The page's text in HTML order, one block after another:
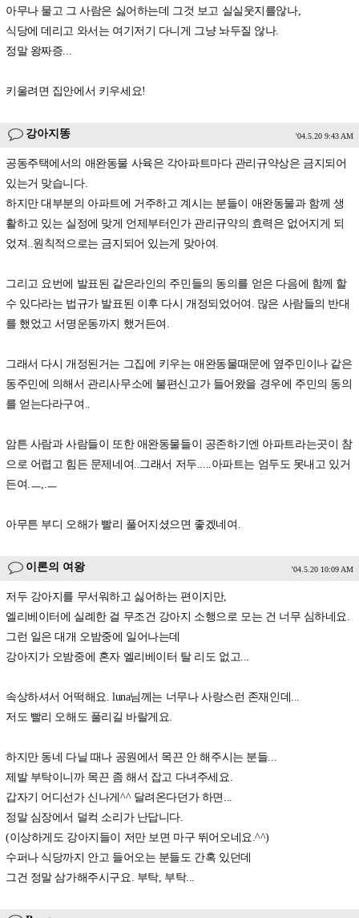
아무나 물고 그 사람은 싫어하는데 그것 보고 실실웃지를않나,
식당에 데리고 와서는 여기저기 다니게 그냥 놔두질 않나.
정말 왕짜증...
키울려면 집안에서 키우세요!
강아지똥 '04.5.20 9:43 AM
공동주택에서의 애완동물 사육은 각아파트마다 관리규약상은 금지되어
있는거 맞습니다.
하지만 대부분의 아파트에 거주하고 계시는 분들이 애완동물과 함께 생
활하고 있는 실정에 맞게 언제부터인가 관리규약의 효력은 없어지게 되
었져..원칙적으로는 금지되어 있는게 맞아여.
그리고 요번에 발표된 같은라인의 주민들의 동의를 얻은 다음에 함께 할
수 있다라는 법규가 발표된 이후 다시 개정되었어여. 많은 사람들의 반대
를 했었고 서명운동까지 했거든여.
그래서 다시 개정된거는 그집에 키우는 애완동물때문에 옆주민이나 같은
동주민에 의해서 관리사무소에 불편신고가 들어왔을 경우에 주민의 동의
를 얻는다라구여..
암튼 사람과 사람들이 또한 애완동물들이 공존하기엔 아파트라는곳이 참
으로 어렵고 힘든 문제네여..그래서 저두.....아파트는 엄두도 못내고 있거
든여.ㅡ,.ㅡ
아무튼 부디 오해가 빨리 풀어지셨으면 좋겠네여.
이론의 여왕 '04.5.20 10:09 AM
저두 강아지를 무서워하고 싫어하는 편이지만,
엘리베이터에 실례한 걸 무조건 강아지 소행으로 모는 건 너무 심하네요.
그런 일은 대개 오밤중에 일어나는데
강아지가 오밤중에 혼자 엘리베이터 탈 리도 없고...
속상하셔서 어떡해요. luna님께는 너무나 사랑스런 존재인데...
저도 빨리 오해도 풀리길 바랄게요.
하지만 동네 다닐 때나 공원에서 목끈 안 해주시는 분들...
제발 부탁이니까 목끈 좀 해서 잡고 다녀주세요.
갑자기 어디선가 신나게^^ 달려온다던가 하면...
정말 심장에서 덜컥 소리가 난답니다.
(이상하게도 강아지들이 저만 보면 마구 뛰어오네요.^^)
수퍼나 식당까지 안고 들어오는 분들도 간혹 있던데
그건 정말 삼가해주시구요. 부탁, 부탁...